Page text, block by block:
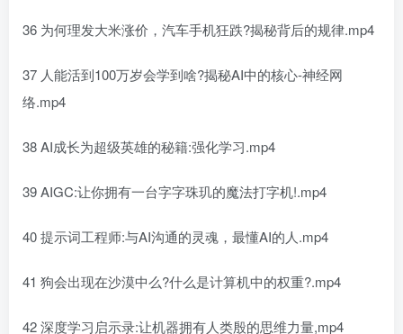
36 为何理发大米涨价，汽车手机狂跌?揭秘背后的规律.mp4
37 人能活到100万岁会学到啥?揭秘AI中的核心-神经网
络.mp4
38 AI成长为超级英雄的秘籍:强化学习.mp4
39 AIGC:让你拥有一台字字珠玑的魔法打字机!.mp4
40 提示词工程师:与AI沟通的灵魂，最懂AI的人.mp4
41 狗会出现在沙漠中么?什么是计算机中的权重?.mp4
42 深度学习启示录:让机器拥有人类殷的思维力量,mp4